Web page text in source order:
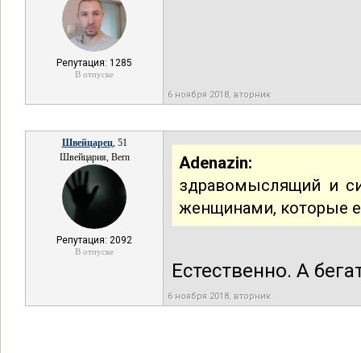
Репутация: 1285
В отпуске
6 ноября 2018, вторник
Швейцарец, 51
Швейцария, Bern
Репутация: 2092
В отпуске
Adenazin:
здравомыслящий и
женщинами, которые
Естественно. А
6 ноября 2018, вторник